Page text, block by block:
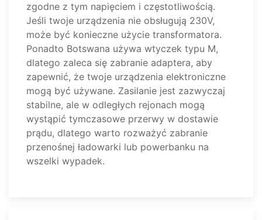
zgodne z tym napięciem i częstotliwością.
Jeśli twoje urządzenia nie obsługują 230V,
może być konieczne użycie transformatora.
Ponadto Botswana używa wtyczek typu M,
dlatego zaleca się zabranie adaptera, aby
zapewnić, że twoje urządzenia elektroniczne
mogą być używane. Zasilanie jest zazwyczaj
stabilne, ale w odległych rejonach mogą
wystąpić tymczasowe przerwy w dostawie
prądu, dlatego warto rozważyć zabranie
przenośnej ładowarki lub powerbanku na
wszelki wypadek.